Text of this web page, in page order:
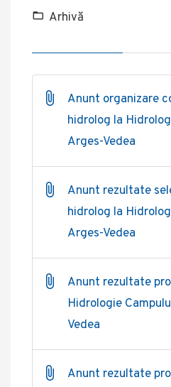
Arhivă
Anunt organizare
hidrolog la
Arges-Vedea
Anunt rezultate
hidrolog la
Arges-Vedea
Anunt rezultate
Hidrologie
Vedea
Anunt rezultate